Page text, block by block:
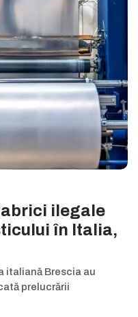
ilegale
în Italia,
italiană Brescia au
prelucrării